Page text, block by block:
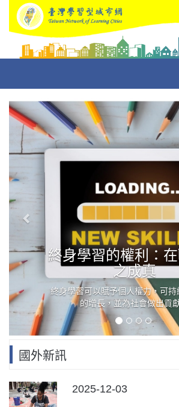
終身學習的權利：
之成真
終身學習可以賦予個人權力，可持
的增長，並為社會做出貢
Previous
國外新訊
POSTED
2025-12-03